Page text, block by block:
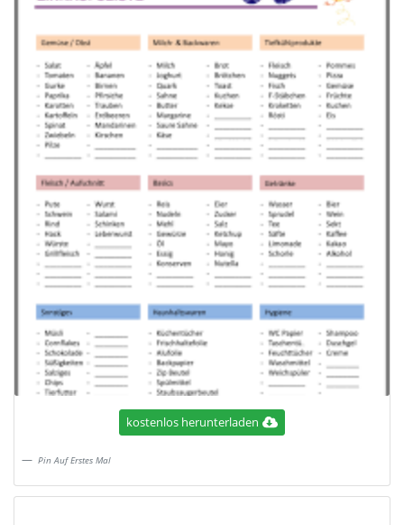
kostenlos herunterladen
Pin Auf Erstes Mal